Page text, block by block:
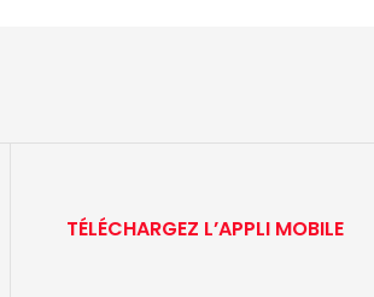
TÉLÉCHARGEZ L’APPLI MOBILE